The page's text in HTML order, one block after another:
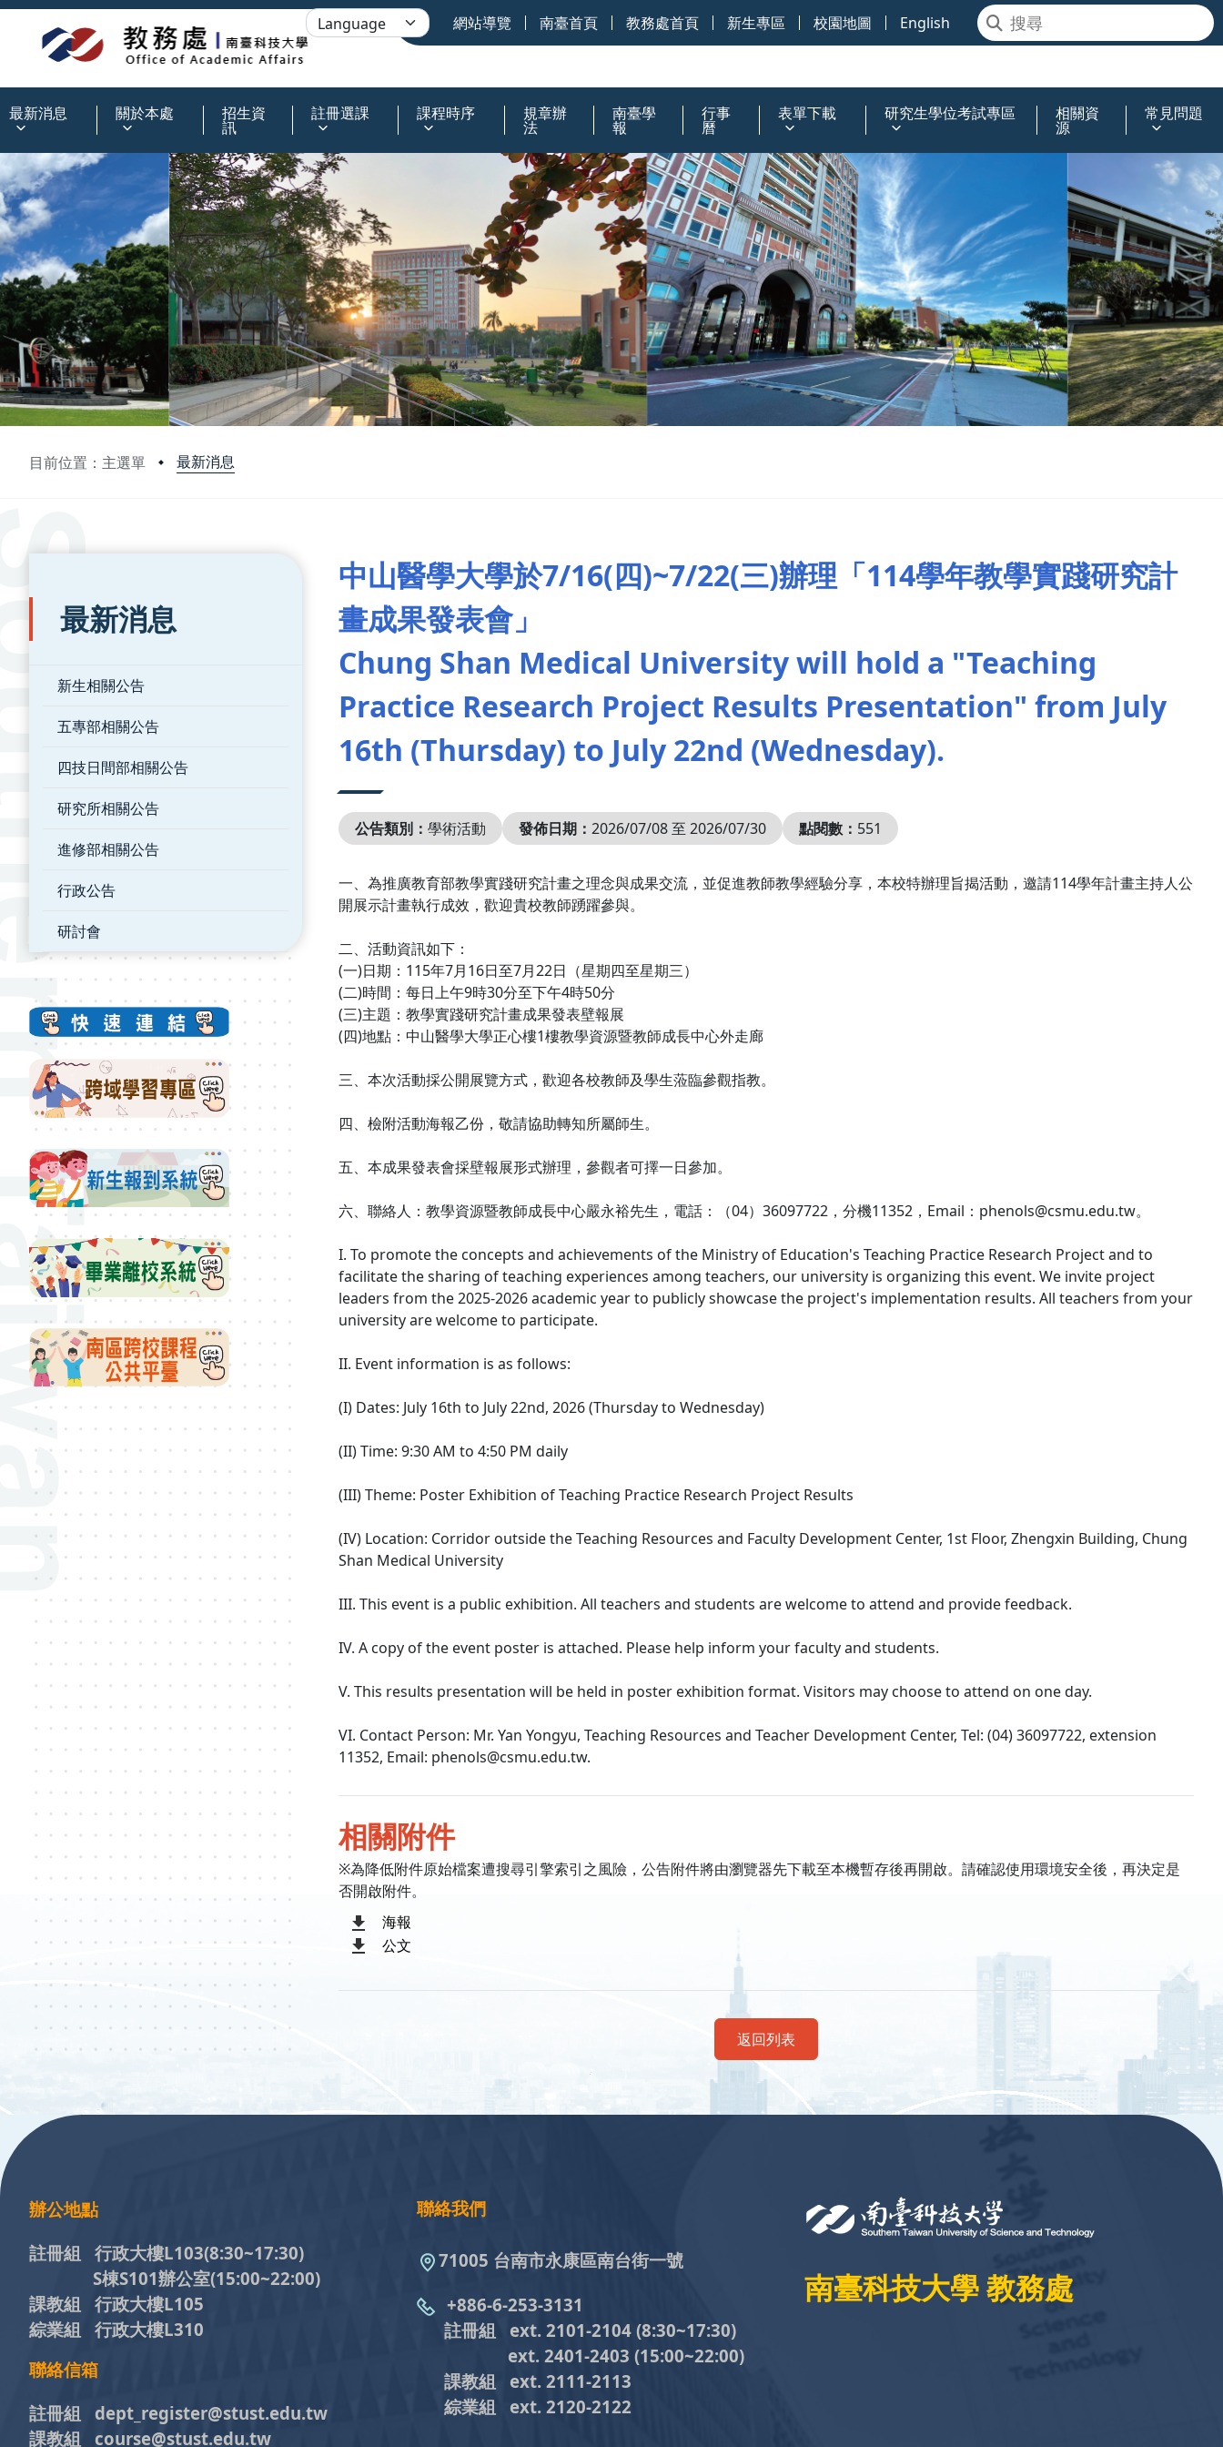
網站導覽 南臺首頁 教務處首頁 新生專區 校園地圖 English
最新消息 關於本處 招生資
訊
註冊選課 課程時序 規章辦
法
南臺學
報
行事
曆
表單下載 研究生學位考試專區 相關資
源
常見問題
目前位置：主選單 最新消息
:::
最新消息
新生相關公告
五專部相關公告
四技日間部相關公告
研究所相關公告
進修部相關公告
行政公告
研討會
中山醫學大學於7/16(四)~7/22(三)辦理「114學年教學實踐研究計
畫成果發表會」
Chung Shan Medical University will hold a "Teaching
Practice Research Project Results Presentation" from July
16th (Thursday) to July 22nd (Wednesday).
公告類別： 學術活動 發佈日期： 2026/07/08 至 2026/07/30 點閱數： 551
一、為推廣教育部教學實踐研究計畫之理念與成果交流，並促進教師教學經驗分享，本校特辦理旨揭活動，邀請114學年計畫主持人公
開展示計畫執行成效，歡迎貴校教師踴躍參與。
二、活動資訊如下：
(一)日期：115年7月16日至7月22日（星期四至星期三）
(二)時間：每日上午9時30分至下午4時50分
(三)主題：教學實踐研究計畫成果發表壁報展
(四)地點：中山醫學大學正心樓1樓教學資源暨教師成長中心外走廊
三、本次活動採公開展覽方式，歡迎各校教師及學生蒞臨參觀指教。
四、檢附活動海報乙份，敬請協助轉知所屬師生。
五、本成果發表會採壁報展形式辦理，參觀者可擇一日參加。
六、聯絡人：教學資源暨教師成長中心嚴永裕先生，電話：（04）36097722，分機11352，Email：phenols@csmu.edu.tw。
I. To promote the concepts and achievements of the Ministry of Education's Teaching Practice Research Project and to
facilitate the sharing of teaching experiences among teachers, our university is organizing this event. We invite project
leaders from the 2025-2026 academic year to publicly showcase the project's implementation results. All teachers from your
university are welcome to participate.
II. Event information is as follows:
(I) Dates: July 16th to July 22nd, 2026 (Thursday to Wednesday)
(II) Time: 9:30 AM to 4:50 PM daily
(III) Theme: Poster Exhibition of Teaching Practice Research Project Results
(IV) Location: Corridor outside the Teaching Resources and Faculty Development Center, 1st Floor, Zhengxin Building, Chung
Shan Medical University
III. This event is a public exhibition. All teachers and students are welcome to attend and provide feedback.
IV. A copy of the event poster is attached. Please help inform your faculty and students.
V. This results presentation will be held in poster exhibition format. Visitors may choose to attend on one day.
VI. Contact Person: Mr. Yan Yongyu, Teaching Resources and Teacher Development Center, Tel: (04) 36097722, extension
11352, Email: phenols@csmu.edu.tw.
相關附件
※為降低附件原始檔案遭搜尋引擎索引之風險，公告附件將由瀏覽器先下載至本機暫存後再開啟。請確認使用環境安全後，再決定是
否開啟附件。
海報
公文
返回列表
:::
南臺科技大學 教務處
聯絡我們
71005 台南市永康區南台街一號
+886-6-253-3131
註冊組 ext. 2101-2104 (8:30~17:30)
ext. 2401-2403 (15:00~22:00)
課教組 ext. 2111-2113
綜業組
ext. 2120-2122
辦公地點
註冊組 行政大樓L103(8:30~17:30)
S棟S101辦公室(15:00~22:00)
課教組 行政大樓L105
綜業組 行政大樓L310
聯絡信箱
註冊組 dept_register@stust.edu.tw
課教組 course@stust.edu.tw